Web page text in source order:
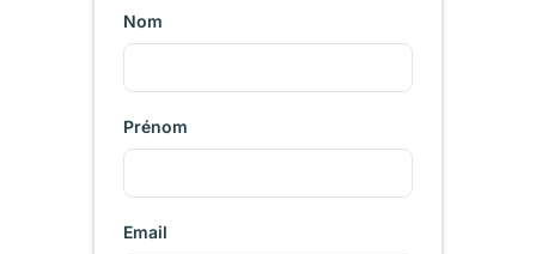
Nom
Prénom
Email